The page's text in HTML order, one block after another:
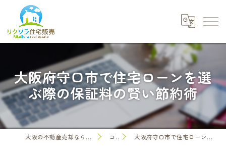
大阪府守口市で住宅ローンを選
ぶ際の保証料の賢い節約術
大阪の不動産売却なら株式会社リクソラ住宅販売 コラム 大阪府守口市で住宅ローンを選ぶ際の保証料の賢い節約術